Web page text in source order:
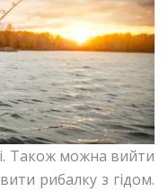
Також можна вийти
рибалку з гідом.